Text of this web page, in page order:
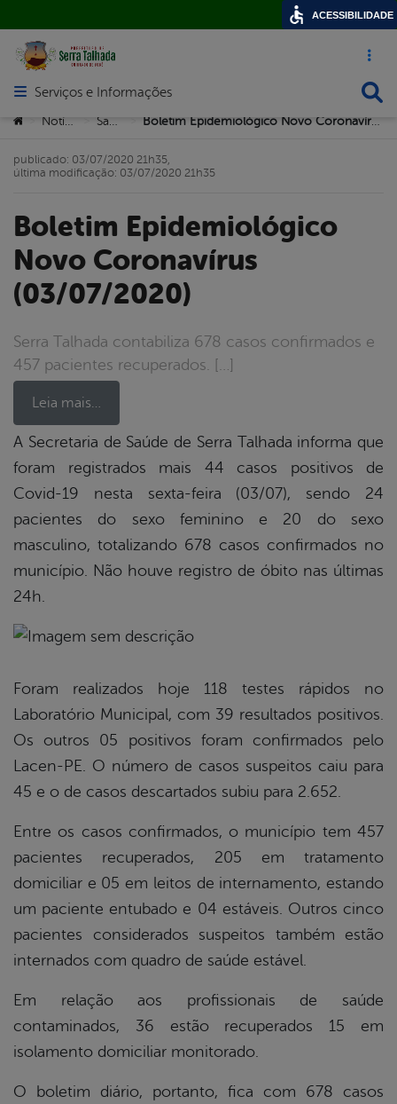
Acesso
Abrir menu principal de navegação
Serviços e Informações
Você está aqui:
> Notícias > >
Boletim Epidemiológico
Novo Coronavírus
(03/07/2020)
Serra Talhada contabiliza 678 casos confirmados e
457 pacientes recuperados. […]
Leia mais…
publicado: 03/07/2020 21h35,
última modificação: 03/07/2020 21h35
A Secretaria de Saúde de Serra Talhada informa que
foram registrados mais 44 casos positivos de
Covid-19 nesta sexta-feira (03/07), sendo 24
pacientes do sexo feminino e 20 do sexo
masculino, totalizando 678 casos confirmados no
município. Não houve registro de óbito nas últimas
24h.
Foram realizados hoje 118 testes rápidos no
Laboratório Municipal, com 39 resultados positivos.
Os outros 05 positivos foram confirmados pelo
Lacen-PE. O número de casos suspeitos caiu para
45 e o de casos descartados subiu para 2.652.
Entre os casos confirmados, o município tem 457
pacientes recuperados, 205 em tratamento
domiciliar e 05 em leitos de internamento, estando
um paciente entubado e 04 estáveis. Outros cinco
pacientes considerados suspeitos também estão
internados com quadro de saúde estável.
Em relação aos profissionais de saúde
contaminados, 36 estão recuperados 15 em
isolamento domiciliar monitorado.
O boletim diário, portanto, fica com 678 casos
ACESSIBILIDADE